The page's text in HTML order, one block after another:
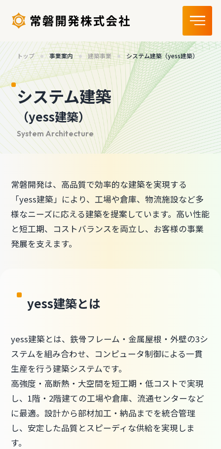
トップ 事業案内 建築事業 システム建築（yess建築）
システム建築
（yess建築）
常磐開発は、高品質で効率的な建築を実現する
「yess建築」により、工場や倉庫、物流施設など多
様なニーズに応える建築を提案しています。高い性能
と短工期、コストバランスを両立し、お客様の事業
発展を支えます。
yess建築とは
yess建築とは、鉄骨フレーム・金属屋根・外壁の3シ
ステムを組み合わせ、コンピュータ制御による一貫
生産を行う建築システムです。
高強度・高断熱・大空間を短工期・低コストで実現
し、1階・2階建ての工場や倉庫、流通センターなど
に最適。設計から部材加工・納品までを統合管理
し、安定した品質とスピーディな供給を実現しま
す。